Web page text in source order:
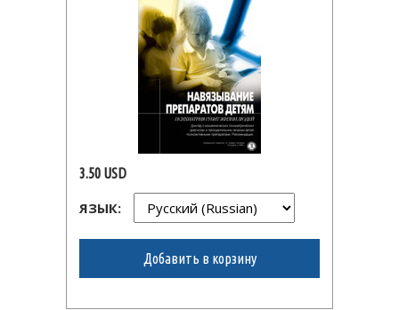
3.50 USD
ЯЗЫК:
Добавить в корзину